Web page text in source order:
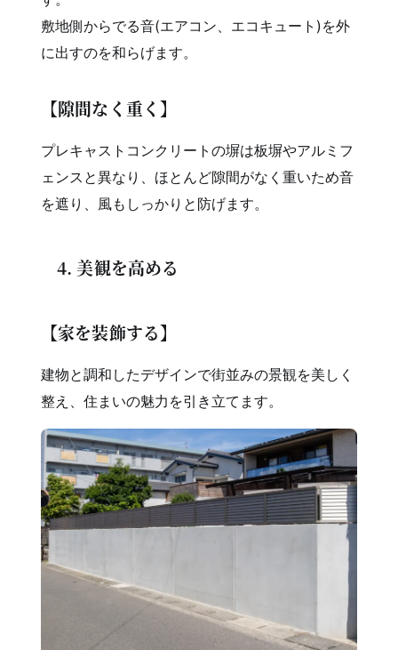
敷地側からでる音(エアコン、エコキュート)を外
に出すのを和らげます。
【隙間なく重く】
プレキャストコンクリートの塀は板塀やアルミフ
ェンスと異なり、ほとんど隙間がなく重いため音
を遮り、風もしっかりと防げます。
4. 美観を高める
【家を装飾する】
建物と調和したデザインで街並みの景観を美しく
整え、住まいの魅力を引き立てます。